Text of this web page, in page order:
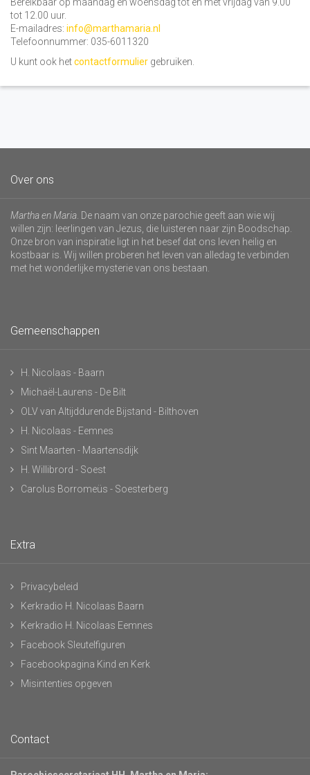
tot 12.00 uur.
E-mailadres: info@marthamaria.nl
Telefoonnummer: 035-6011320
U kunt ook hetcontactformulier gebruiken.
Over ons
Martha en Maria . De naam van onze parochie geeft aan wie wij
willen zijn: leerlingen van Jezus, die luisteren naar zijn Boodschap.
Onze bron van inspiratie ligt in het besef dat ons leven heilig en
kostbaar is. Wij willen proberen het leven van alledag te verbinden
met het wonderlijke mysterie van ons bestaan.
Gemeenschappen
H. Nicolaas - Baarn
Michaël-Laurens - De Bilt
OLV van Altijddurende Bijstand - Bilthoven
H. Nicolaas - Eemnes
Sint Maarten - Maartensdijk
H. Willibrord - Soest
Carolus Borromeüs - Soesterberg
Extra
Privacybeleid
Kerkradio H. Nicolaas Baarn
Kerkradio H. Nicolaas Eemnes
Facebook Sleutelfiguren
Facebookpagina Kind en Kerk
Misintenties opgeven
Contact